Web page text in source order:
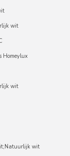
wit
Homeylux
wit
wit